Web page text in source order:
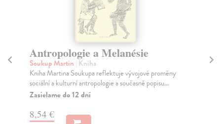
Antropologie a Melanésie
Soukup Martin | Kniha
Kniha Martina Soukupa reflektuje vývojové proměny
sociální a kulturní antropologie a současně popisu...
Zasielame do 12 dní
8,54 €